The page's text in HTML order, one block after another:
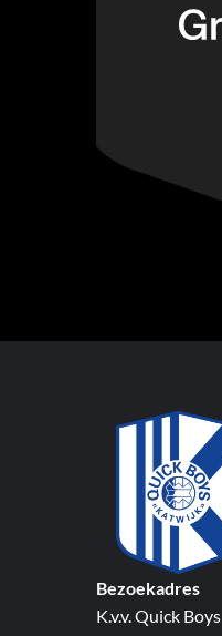
Bezoekadres
K.v.v. Quick Boys